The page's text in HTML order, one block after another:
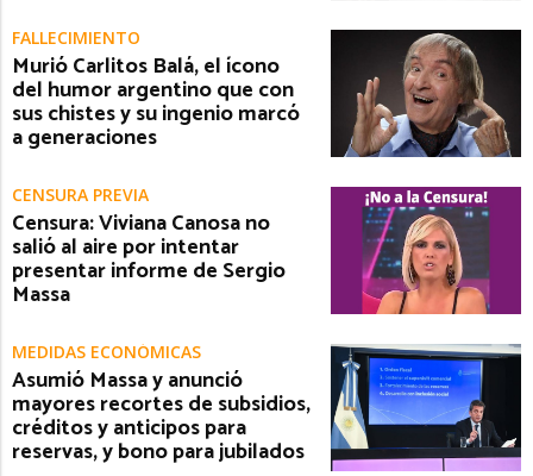
FALLECIMIENTO
Murió Carlitos Balá, el ícono
del humor argentino que con
sus chistes y su ingenio marcó
a generaciones
CENSURA PREVIA
Censura: Viviana Canosa no
salió al aire por intentar
presentar informe de Sergio
Massa
MEDIDAS ECONÓMICAS
Asumió Massa y anunció
mayores recortes de subsidios,
créditos y anticipos para
reservas, y bono para jubilados